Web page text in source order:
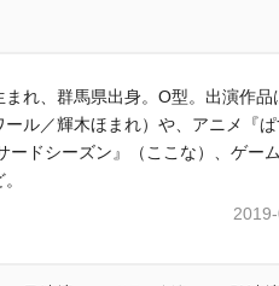
れ、群馬県出身。O型。出演作品
ル／輝木ほまれ）や、アニメ『
ードシーズン』（ここな）、ゲー